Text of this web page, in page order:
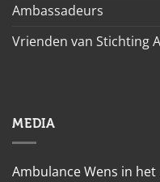
Ambassadeurs
Vrienden van Stichting
MEDIA
Ambulance Wens in het